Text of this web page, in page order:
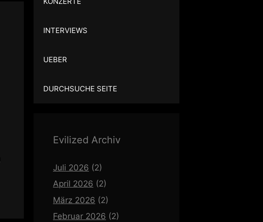
INTERVIEWS
UEBER
DURCHSUCHE SEITE
Evilized Archiv
Juli 2026 (2)
April 2026 (2)
März 2026 (2)
Februar 2026 (2)